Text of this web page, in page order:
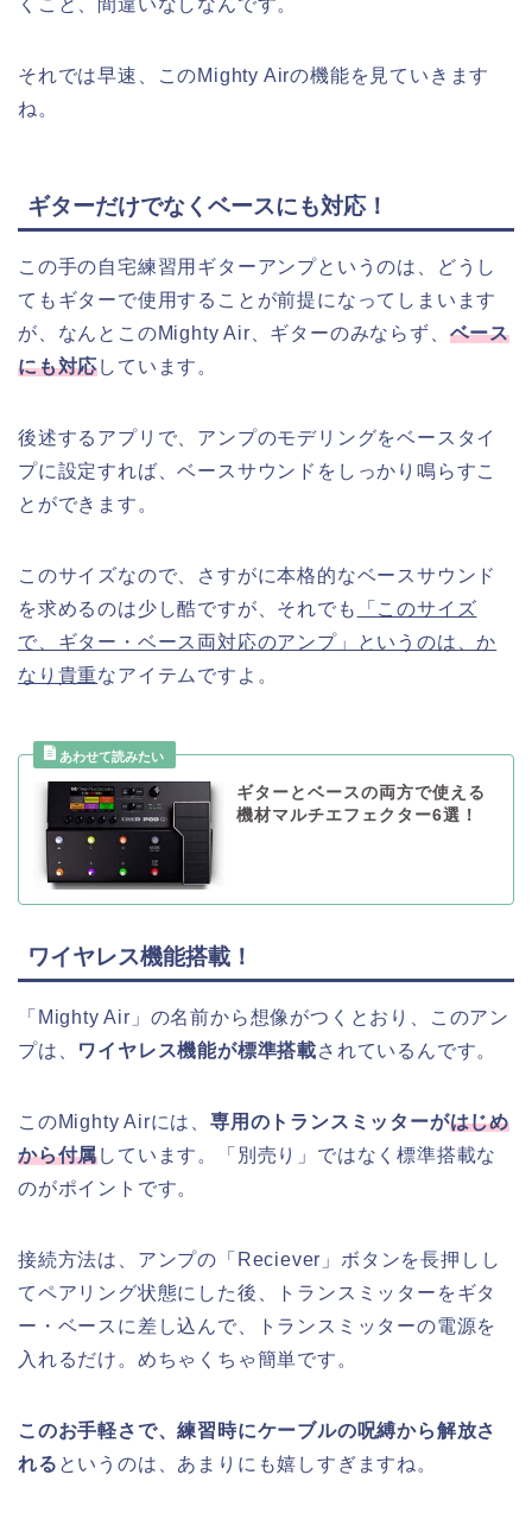
くこと、間違いなしなんです。
それでは早速、このMighty Airの機能を見ていきます
ね。
ギターだけでなくベースにも対応！
この手の自宅練習用ギターアンプというのは、どうし
てもギターで使用することが前提になってしまいます
が、なんとこのMighty Air、ギターのみならず、 ベース
にも対応しています。
後述するアプリで、アンプのモデリングをベースタイ
プに設定すれば、ベースサウンドをしっかり鳴らすこ
とができます。
このサイズなので、さすがに本格的なベースサウンド
を求めるのは少し酷ですが、それでも
「このサイズ
で、ギター・ベース両対応のアンプ」というのは、か
なり貴重なアイテムですよ。
ギターとベースの両方で使える
機材マルチエフェクター6選！
ワイヤレス機能搭載！
「Mighty Air」の名前から想像がつくとおり、このアン
プは、 ワイヤレス機能が標準搭載されているんです。
このMighty Airには、 専用のトランスミッターがはじめ
から付属しています。「別売り」ではなく標準搭載な
のがポイントです。
接続方法は、アンプの「Reciever」ボタンを長押しし
てペアリング状態にした後、トランスミッターをギタ
ー・ベースに差し込んで、トランスミッターの電源を
入れるだけ。めちゃくちゃ簡単です。
このお手軽さで、練習時にケーブルの呪縛から解放さ
れる というのは、あまりにも嬉しすぎますね。